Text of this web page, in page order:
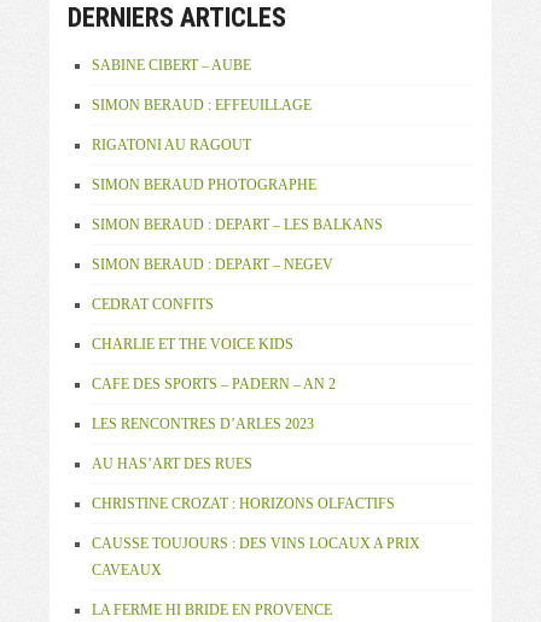
DERNIERS ARTICLES
SABINE CIBERT – AUBE
SIMON BERAUD : EFFEUILLAGE
RIGATONI AU RAGOUT
SIMON BERAUD PHOTOGRAPHE
SIMON BERAUD : DEPART – LES BALKANS
SIMON BERAUD : DEPART – NEGEV
CEDRAT CONFITS
CHARLIE ET THE VOICE KIDS
CAFE DES SPORTS – PADERN – AN 2
LES RENCONTRES D’ARLES 2023
AU HAS’ART DES RUES
CHRISTINE CROZAT : HORIZONS OLFACTIFS
CAUSSE TOUJOURS : DES VINS LOCAUX A PRIX
CAVEAUX
LA FERME HI BRIDE EN PROVENCE